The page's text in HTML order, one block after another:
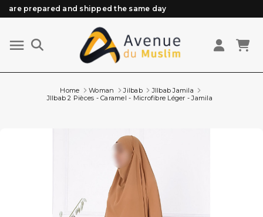
are prepared and shipped the same day
Need help? Check out our FAQ
Free delivery from 89€ purchase*
Orders placed before 3 PM (Mon to Fri)
Home Woman Jilbab
JIlbab Jamila
JIlbab 2 Pièces - Caramel - Microfibre Léger - Jamila